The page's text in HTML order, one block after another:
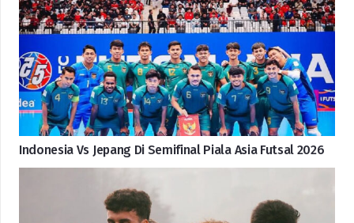
Indonesia Vs Jepang Di Semifinal Piala Asia Futsal 2026